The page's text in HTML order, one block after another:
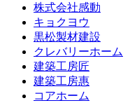
株式会社感動
キョクヨウ
黒松製材建設
クレバリーホーム
建築工房匠
建築工房惠
コアホーム